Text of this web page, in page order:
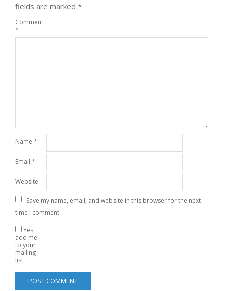
fields are marked *
Comment
*
Name *
Email *
Website
Save my name, email, and website in this browser for the next
time I comment.
Yes,
add me
to your
mailing
list